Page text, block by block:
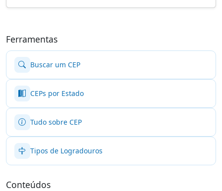
Ferramentas
Buscar um CEP
CEPs por Estado
Tudo sobre CEP
Tipos de Logradouros
Conteúdos